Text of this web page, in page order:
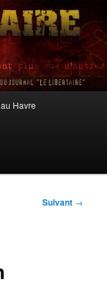
Havre
Suivant →